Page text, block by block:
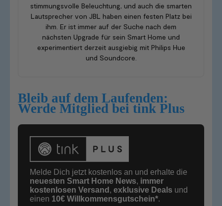
stimmungsvolle Beleuchtung, und auch die smarten
Lautsprecher von JBL haben einen festen Platz bei
ihm. Er ist immer auf der Suche nach dem
nächsten Upgrade für sein Smart Home und
experimentiert derzeit ausgiebig mit Philips Hue
und Soundcore.
Bleib auf dem Laufenden:
Werde Mitglied bei tink Plus
Melde Dich jetzt kostenlos an und erhalte die
neuesten Smart Home News, immer
kostenlosen Versand , exklusive Deals und
einen 10€ Willkommensgutschein*.